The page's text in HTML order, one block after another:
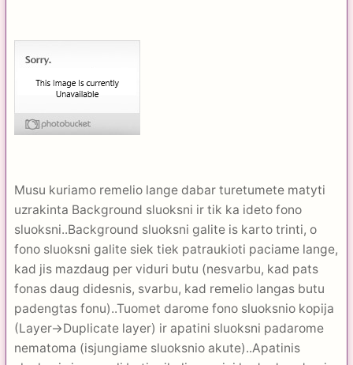
Musu kuriamo remelio lange dabar turetumete matyti
uzrakinta Background sluoksni ir tik ka ideto fono
sluoksni..Background sluoksni galite is karto trinti, o
fono sluoksni galite siek tiek patraukioti paciame lange,
kad jis mazdaug per viduri butu (nesvarbu, kad pats
fonas daug didesnis, svarbu, kad remelio langas butu
padengtas fonu)..Tuomet darome fono sluoksnio kopija
(Layer->Duplicate layer) ir apatini sluoksni padarome
nematoma (isjungiame sluoksnio akute)..Apatinis